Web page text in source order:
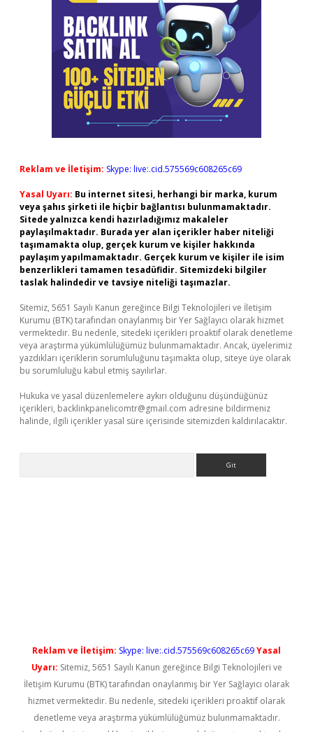
Reklam ve İletişim: Skype: live:.cid.575569c608265c69
Yasal Uyarı: Bu internet sitesi, herhangi bir marka, kurum
veya şahıs şirketi ile hiçbir bağlantısı bulunmamaktadır.
Sitede yalnızca kendi hazırladığımız makaleler
paylaşılmaktadır. Burada yer alan içerikler haber niteliği
taşımamakta olup, gerçek kurum ve kişiler hakkında
paylaşım yapılmamaktadır. Gerçek kurum ve kişiler ile isim
benzerlikleri tamamen tesadüfidir. Sitemizdeki bilgiler
taslak halindedir ve tavsiye niteliği taşımazlar.
Sitemiz, 5651 Sayılı Kanun gereğince Bilgi Teknolojileri ve İletişim
Kurumu (BTK) tarafından onaylanmış bir Yer Sağlayıcı olarak hizmet
vermektedir. Bu nedenle, sitedeki içerikleri proaktif olarak denetleme
veya araştırma yükümlülüğümüz bulunmamaktadır. Ancak, üyelerimiz
yazdıkları içeriklerin sorumluluğunu taşımakta olup, siteye üye olarak
bu sorumluluğu kabul etmiş sayılırlar.
Hukuka ve yasal düzenlemelere aykırı olduğunu düşündüğünüz
içerikleri, backlinkpanelicomtr@gmail.com adresine bildirmeniz
halinde, ilgili içerikler yasal süre içerisinde sitemizden kaldırılacaktır.
Reklam ve İletişim: Skype: live:.cid.575569c608265c69Yasal
Uyarı: Sitemiz, 5651 Sayılı Kanun gereğince Bilgi Teknolojileri ve
İletişim Kurumu (BTK) tarafından onaylanmış bir Yer Sağlayıcı olarak
hizmet vermektedir. Bu nedenle, sitedeki içerikleri proaktif olarak
denetleme veya araştırma yükümlülüğümüz bulunmamaktadır.